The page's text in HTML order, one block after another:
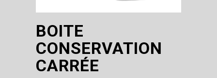
BOITE
CONSERVATION
CARRÉE